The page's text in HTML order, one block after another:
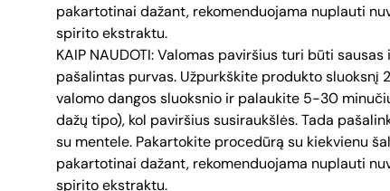
pakartotinai dažant, rekomenduojama nuplauti
spirito ekstraktu.
KAIP NAUDOTI: Valomas paviršius turi būti
pašalintas purvas. Užpurkškite produkto
valomo dangos sluoksnio ir palaukite 5-30
dažų tipo), kol paviršius susiraukšlės. Tada
su mentele. Pakartokite procedūrą su kiekvienu
pakartotinai dažant, rekomenduojama nuplauti
spirito ekstraktu.